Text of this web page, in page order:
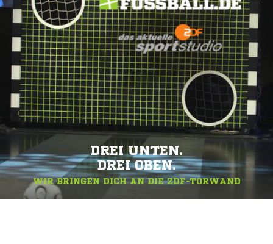
DREI UNTEN.
DREI OBEN.
WIR BRINGEN DICH AN DIE ZDF-TORWAND